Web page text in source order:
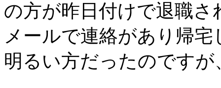
の方が昨日付けで退職さ
メールで連絡があり帰
明るい方だったのです